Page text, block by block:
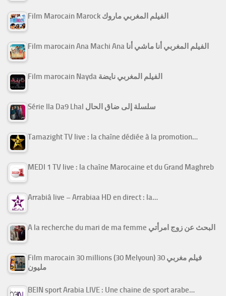
Film Marocain Marock الفيلم المغربي ماروك
Film marocain Ana Machi Ana الفيلم المغربي أنا ماشي أنا
Film marocain Nayda الفيلم المغربي نايضة
Série Ila Da9 Lhal سلسلة إلى ضاق الحال
Tamazight TV live : la chaîne dédiée à la promotion…
MEDI 1 TV live : la chaîne Marocaine et du Grand Maghreb
Arrabiâ live – Arrabiaa HD en direct : la…
A la recherche du mari de ma femme البحث عن زوج امرأتي
Film marocain 30 millions (30 Melyoun) فيلم مغربي 30
مليون
BEIN sport Arabia LIVE : Une chaine de sport arabe…